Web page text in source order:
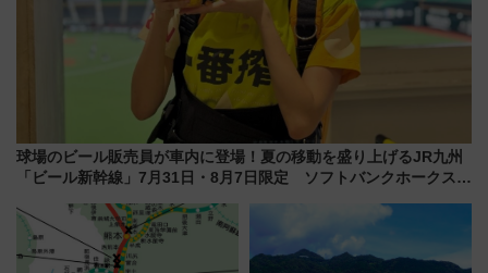
球場のビール販売員が車内に登場！夏の移動を盛り上げるJR九州
「ビール新幹線」7月31日・8月7日限定 ソフトバンクホークスと